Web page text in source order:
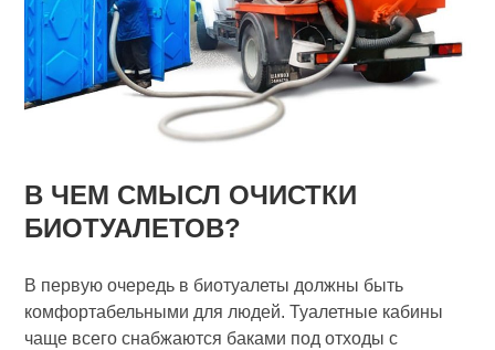
В ЧЕМ СМЫСЛ ОЧИСТКИ
БИОТУАЛЕТОВ?
В первую очередь в биотуалеты должны быть
комфортабельными для людей. Туалетные кабины
чаще всего снабжаются баками под отходы с